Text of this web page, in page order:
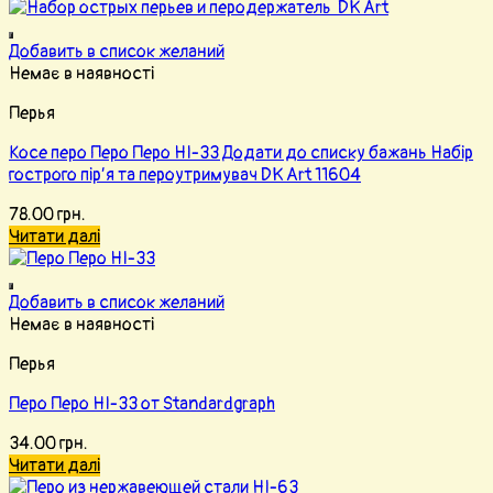
Добавить в список желаний
Немає в наявності
Перья
Косе перо Перо Перо HI-33 Додати до списку бажань Набір
гострого пір’я та пероутримувач DK Art 11604
78.00грн.
Читати далі
Добавить в список желаний
Немає в наявності
Перья
Перо Перо HI-33 от Standardgraph
34.00грн.
Читати далі